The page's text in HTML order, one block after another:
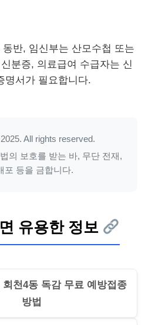
반, 임신부는 산모수첩 또는
분증, 의료급여 수급자는 신
명서가 필요합니다.
All rights reserved.
의 보호를 받는 바, 무단 전재,
포 등을 금합니다.
유용한 정보
천4동 독감 무료 예방접종
방법